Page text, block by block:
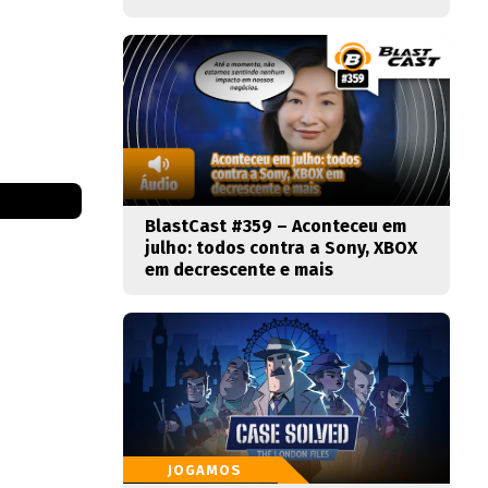
BlastCast #359 – Aconteceu em
julho: todos contra a Sony, XBOX
em decrescente e mais
JOGAMOS